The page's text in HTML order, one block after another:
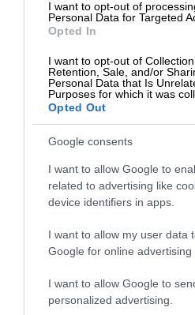
I want to opt-out of
Personal Data for Targeted
Opted In
I want to opt-out of
Retention, Sale, and/or
Personal Data that Is
Purposes for which it was
Opted Out
Google consents
I want to allow Google to
related to advertising like
device identifiers in apps.
I want to allow my user data
Google for online advertising
I want to allow Google to
personalized advertising.
pri výbuchoch bômb.